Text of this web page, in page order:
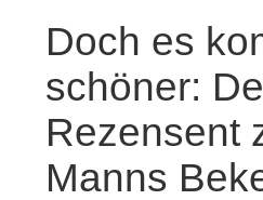
Doch es
schöner:
Rezensent
Manns